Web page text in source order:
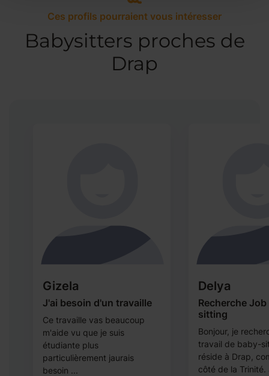
Ces profils pourraient vous intéresser
Babysitters proches de
Drap
Gizela
J'ai besoin d'un travaille
Ce travaille vas beaucoup
m'aide vu que je suis
étudiante plus
particulièrement jaurais
besoin ...
Delya
Recherche
sitting
Bonjour, je
travail de baby-
réside à Drap,
côté de la Trinité.